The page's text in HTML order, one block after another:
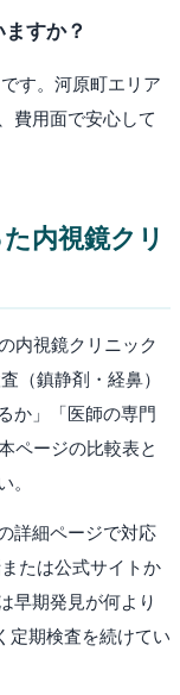
すか？
す。河原町エリア
費用面で安心して
内視鏡クリ
内視鏡クリニック
（鎮静剤・経鼻）
か」「医師の専門
ページの比較表と
。
詳細ページで対応
たは公式サイトか
早期発見が何より
定期検査を続けてい